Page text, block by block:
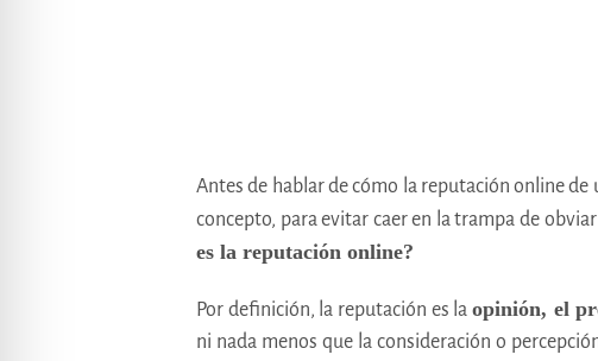
Antes de hablar de cómo la reputación online
concepto, para evitar caer en la trampa de
es la reputación online?
Por definición, la reputación es la opinión, el
ni nada menos que la consideración o